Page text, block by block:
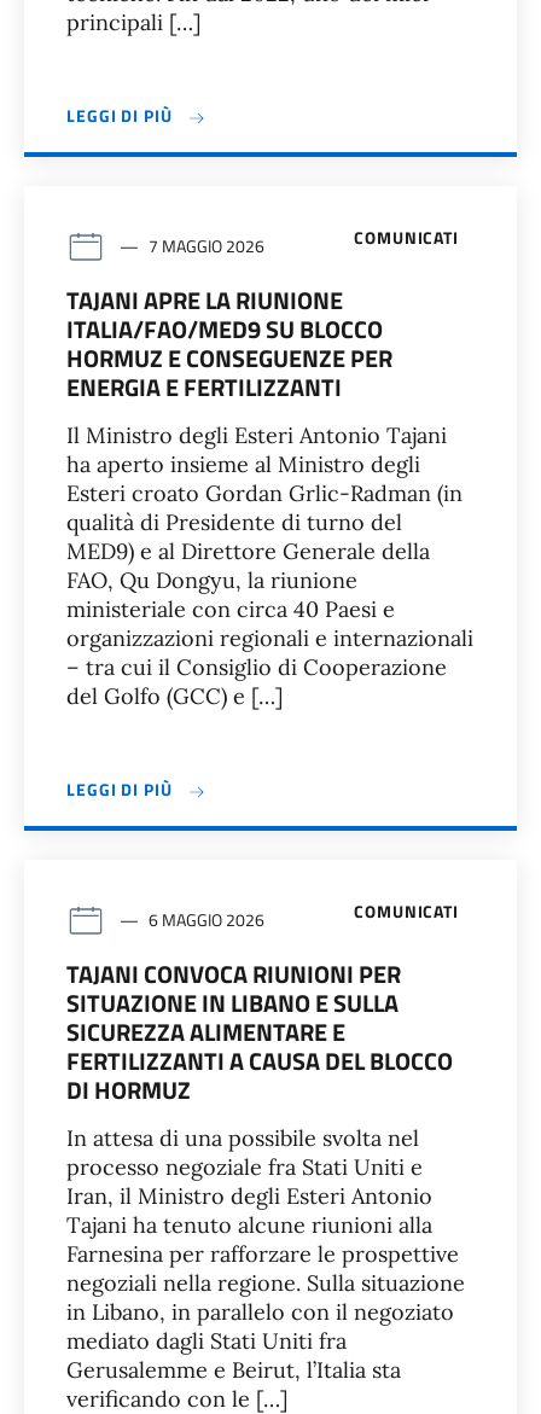
principali […]
LEGGI DI PIÙ
COMUNICATI
7 MAGGIO 2026
TAJANI APRE LA RIUNIONE
ITALIA/FAO/MED9 SU BLOCCO
HORMUZ E CONSEGUENZE PER
ENERGIA E FERTILIZZANTI
Il Ministro degli Esteri Antonio Tajani
ha aperto insieme al Ministro degli
Esteri croato Gordan Grlic-Radman (in
qualità di Presidente di turno del
MED9) e al Direttore Generale della
FAO, Qu Dongyu, la riunione
ministeriale con circa 40 Paesi e
organizzazioni regionali e internazionali
– tra cui il Consiglio di Cooperazione
del Golfo (GCC) e […]
LEGGI DI PIÙ
COMUNICATI
6 MAGGIO 2026
TAJANI CONVOCA RIUNIONI PER
SITUAZIONE IN LIBANO E SULLA
SICUREZZA ALIMENTARE E
FERTILIZZANTI A CAUSA DEL BLOCCO
DI HORMUZ
In attesa di una possibile svolta nel
processo negoziale fra Stati Uniti e
Iran, il Ministro degli Esteri Antonio
Tajani ha tenuto alcune riunioni alla
Farnesina per rafforzare le prospettive
negoziali nella regione. Sulla situazione
in Libano, in parallelo con il negoziato
mediato dagli Stati Uniti fra
Gerusalemme e Beirut, l’Italia sta
verificando con le […]